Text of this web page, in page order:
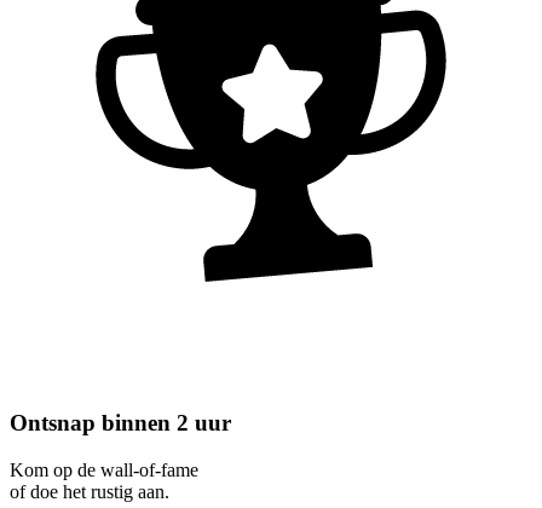
Ontsnap binnen 2 uur
Kom op de wall-of-fame
of doe het rustig aan.